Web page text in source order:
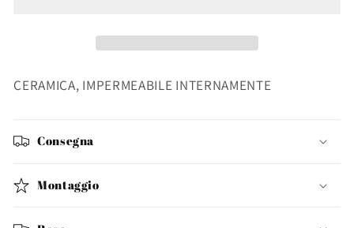
CERAMICA, IMPERMEABILE INTERNAMENTE
Consegna
Montaggio